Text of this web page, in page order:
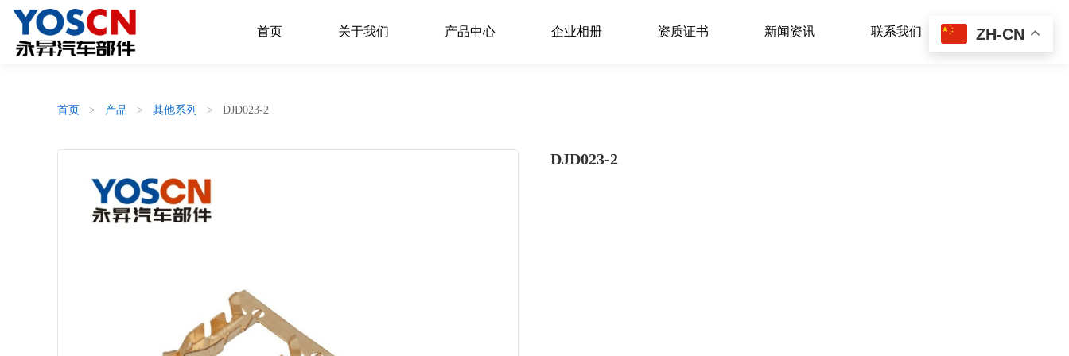
首页 关于我们 产品中心 企业相册 资质证书 新闻资讯 联系我们
首页 > 产品 > 其他系列 > DJD023-2
DJD023-2
ZH-CN